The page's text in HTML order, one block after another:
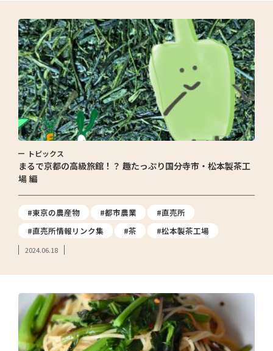
トピックス
まるで京都の高級旅館！？ 趣たっぷり国分寺市・松本製茶工
場 編
#東京の農産物 #都市農業
#直売所
#直売所情報リンク集
#茶 #松本製茶工場
2024.06.18